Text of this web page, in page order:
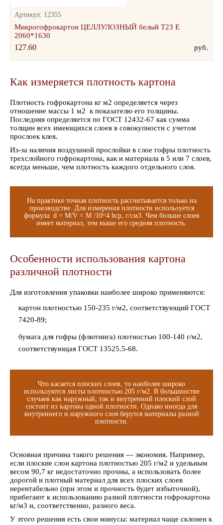
Артикул: 12355
Микрогофрокартон ЦЕЛЛУЛОЗНЫЙ белый Т23 Е
2060*1630
127.60 руб.
Как измеряется плотность картона
Плотность гофрокартона кг м2 определяется через
отношение массы 1 м2 к показателю его толщины.
Последняя определяется по ГОСТ 12432-67 как сумма
толщин всех имеющихся слоев в совокупности с учетом
прослоек клея.
Из-за наличия воздушной прослойки в слое гофры плотность
трехслойного гофрокартона, как и материала в 5 или 7 слоев,
всегда меньше, чем плотность каждого отдельного слоя.
На практике точная плотность рассчитывается только на
производстве. Для измерения плотности используется
формула: d = M/V = M /10^4 hср, г/см3. Чем больше слоев
имеет материал, тем выше его средняя плотность.
Особенности использования картона
различной плотности
Для изготовления упаковки наиболее широко применяются:
картон плотностью 150-235 г/м2, соответствующий ГОСТ
7420-89;
бумага для гофры (флютинга) плотностью 100-140 г/м2,
соответствующая ГОСТ 13525.5-68.
Что касается плоских слоев, то наиболее широко
используются листы плотностью 205 г/м2. В большинстве
случаев как наружный, так и внутренний плоский слой
состоит из картона одной плотности. Однако иногда для
внутреннего и наружного слоя берутся материалы разной
плотности.
Основная причина такого решения — экономия. Например,
если плоские слои картона плотностью 205 г/м2 и удельным
весом 90,7 кг недостаточно прочны, а использовать более
дорогой и плотный материал для всех плоских слоев
нерентабельно (при этом и прочность будет избыточной),
прибегают к использованию разной плотности гофрокартона
кг/м3 и, соответственно, разного веса.
У этого решения есть свои минусы: материал чаще склонен к